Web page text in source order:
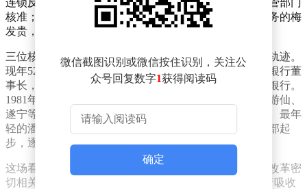
核准；而更令人意外的是，2025年10月已辞任董事长职务的梅
发贵，在时隔八个月后重新当选董事长。
三位核心管理层的履历折射出四川农信系统的人才流动轨迹。
现年52岁的梅发贵是系统内资深干将，曾担任宜宾农商银行董
事长，2023年11月至2025年10月期间短暂执掌绵阳农商银行。
1981年出生的刘敏具有跨区域管理经验，先后在营山、游仙、
遂宁等地任职，2025年10月调回绵阳时原定出任董事长。最年
轻的潘德风则长期扎根基层，从泸州农商银行风险合规部起
步，逐步晋升至乐山农商银行支行行长。
这场看似突兀的人事调整，实则与该行正在推进的重大改革密
切相关。2026年4月，四川金融监管局批准绵阳农商银行吸收
微信截图识别或微信按住识别，关注公
众号回复数字1获得阅读码
确定